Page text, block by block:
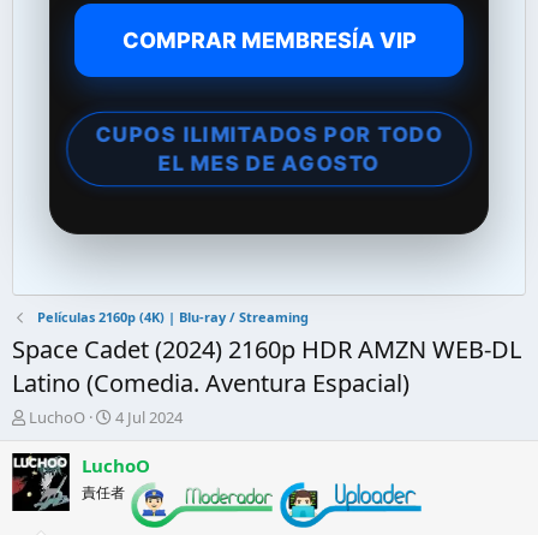
COMPRAR MEMBRESÍA VIP
CUPOS ILIMITADOS POR TODO
EL MES DE AGOSTO
Películas 2160p (4K) | Blu-ray / Streaming
Space Cadet (2024) 2160p HDR AMZN WEB-DL
Latino (Comedia. Aventura Espacial)
A
t
o
r
LuchoO
F
c
h
a
4 Jul 2024
LuchoO
責任者